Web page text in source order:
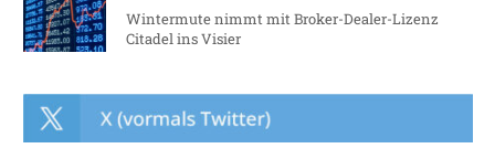
Wintermute nimmt mit Broker-Dealer-Lizenz
Citadel ins Visier